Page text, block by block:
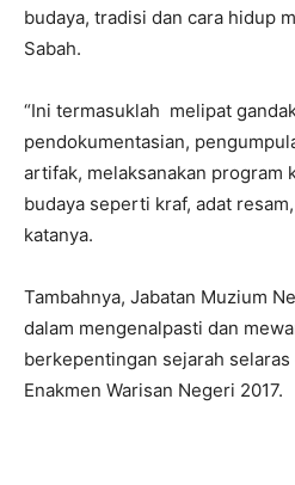
budaya, tradisi dan cara hidup
Sabah.
“Ini termasuklah melipat
pendokumentasian,
artifak, melaksanakan program
budaya seperti kraf, adat
katanya.
Tambahnya, Jabatan Muzium
dalam mengenalpasti dan
berkepentingan sejarah
Enakmen Warisan Negeri 2017.